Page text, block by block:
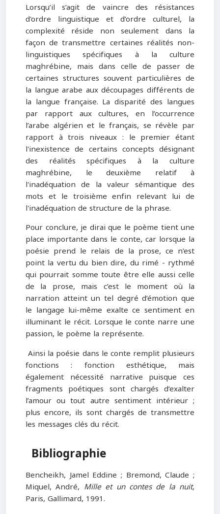
Lorsqu’il s’agit de vaincre des résistances
d'ordre linguistique et d’ordre culturel, la
complexité réside non seulement dans la
façon de transmettre certaines réalités non-
linguistiques spécifiques à la culture
maghrébine, mais dans celle de passer de
certaines structures souvent particulières de
la langue arabe aux découpages différents de
la langue française. La disparité des langues
par rapport aux cultures, en l’occurrence
l’arabe algérien et le français, se révèle par
rapport à trois niveaux : le premier étant
l'inexistence de certains concepts désignant
des réalités spécifiques à la culture
maghrébine, le deuxième relatif à
l'inadéquation de la valeur sémantique des
mots et le troisième enfin relevant lui de
l'inadéquation de structure de la phrase.
Pour conclure, je dirai que le poème tient une
place importante dans le conte, car lorsque la
poésie prend le relais de la prose, ce n’est
point la vertu du bien dire, du rimé - rythmé
qui pourrait somme toute être elle aussi celle
de la prose, mais c’est le moment où la
narration atteint un tel degré d’émotion que
le langage lui-même exalte ce sentiment en
illuminant le récit. Lorsque le conte narre une
passion, le poème la représente.
Ainsi la poésie dans le conte remplit plusieurs
fonctions : fonction esthétique, mais
également nécessité narrative puisque ces
fragments poétiques sont chargés d’exalter
l’amour ou tout autre sentiment intérieur ;
plus encore, ils sont chargés de transmettre
les messages clés du récit.
Bibliographie
Bencheikh, Jamel Eddine ; Bremond, Claude ;
Miquel, André, Mille et un contes de la nuit,
Paris, Gallimard, 1991.